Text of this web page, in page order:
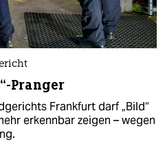
Pranger
Frankfurt darf „Bild“
erkennbar zeigen – wegen